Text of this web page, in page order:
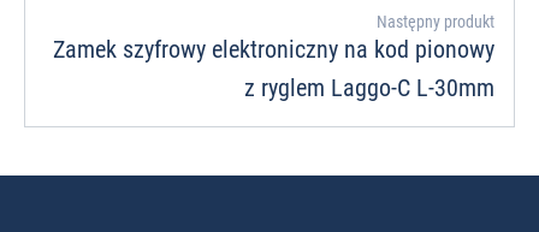
Następny produkt
Zamek szyfrowy elektroniczny na kod pionowy
z ryglem Laggo-C L-30mm